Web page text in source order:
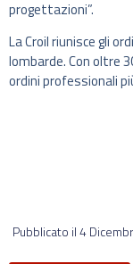
progettazioni”.
La Croil riunisce gli
lombarde. Con oltre
ordini professionali
Pubblicato il4